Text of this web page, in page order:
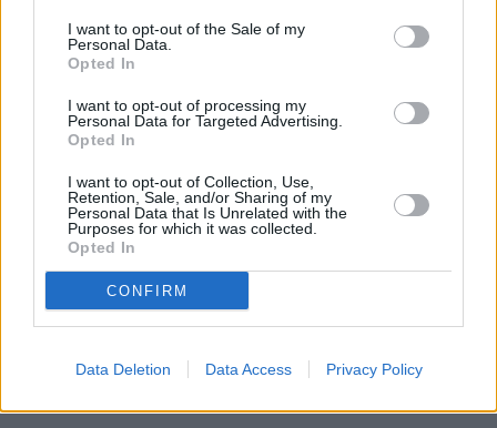
I want to opt-out of the Sale of my
Personal Data.
Opted In
I want to opt-out of processing my
Personal Data for Targeted Advertising.
Opted In
I want to opt-out of Collection, Use,
Retention, Sale, and/or Sharing of my
Personal Data that Is Unrelated with the
Purposes for which it was collected.
Opted In
CONFIRM
Data Deletion Data Access Privacy Policy